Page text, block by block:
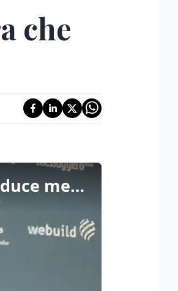
che
Nalini, Confindustria Veneto Est: "Un'opera che arriva in ritardo produce meno crescita"